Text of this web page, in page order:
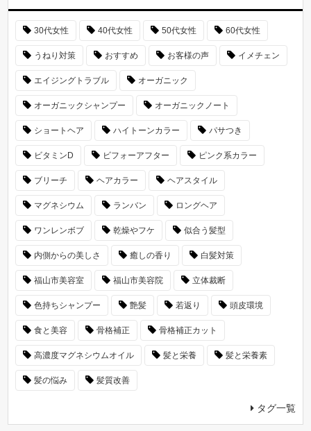
30代女性 40代女性 50代女性 60代女性
うねり対策 おすすめ お客様の声 イメチェン
エイジングトラブル オーガニック
オーガニックシャンプー オーガニックノート
ショートヘア ハイトーンカラー パサつき
ビタミンD ビフォーアフター ピンク系カラー
ブリーチ ヘアカラー ヘアスタイル
マグネシウム ランバン ロングヘア
ワンレンボブ 乾燥やフケ 似合う髪型
内側からの美しさ 癒しの香り 白髪対策
福山市美容室 福山市美容院 立体裁断
色持ちシャンプー 艶髪 若返り 頭皮環境
食と美容 骨格補正 骨格補正カット
高濃度マグネシウムオイル 髪と栄養 髪と栄養素
髪の悩み 髪質改善
タグ一覧